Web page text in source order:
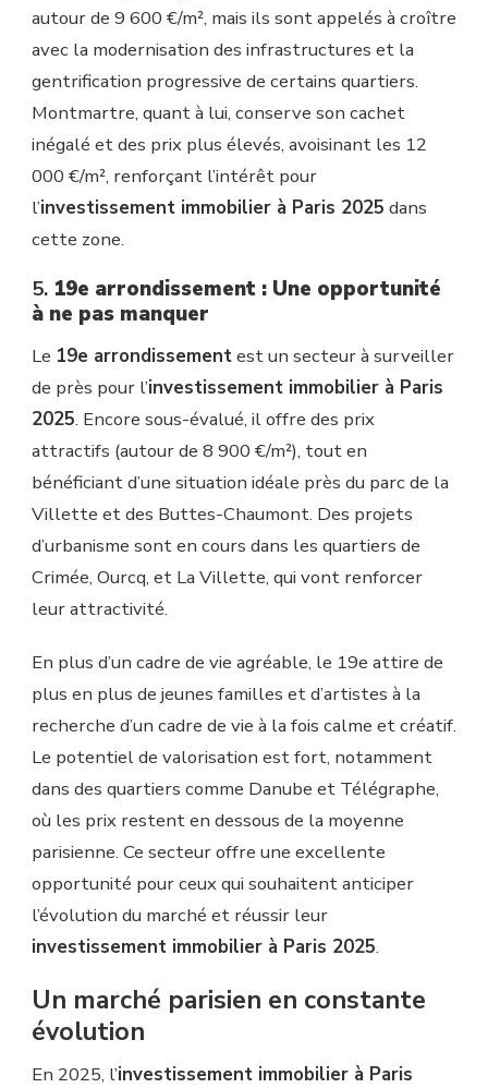
autour de 9 600 €/m², mais ils sont appelés à croître
avec la modernisation des infrastructures et la
gentrification progressive de certains quartiers.
Montmartre, quant à lui, conserve son cachet
inégalé et des prix plus élevés, avoisinant les 12
000 €/m², renforçant l’intérêt pour
l’investissement immobilier à Paris 2025 dans
cette zone.
5. 19e arrondissement : Une opportunité
à ne pas manquer
Le 19e arrondissementest un secteur à surveiller
de près pour l’investissement immobilier à Paris
2025. Encore sous-évalué, il offre des prix
attractifs (autour de 8 900 €/m²), tout en
bénéficiant d’une situation idéale près du parc de la
Villette et des Buttes-Chaumont. Des projets
d’urbanisme sont en cours dans les quartiers de
Crimée, Ourcq, et La Villette, qui vont renforcer
leur attractivité.
En plus d’un cadre de vie agréable, le 19e attire de
plus en plus de jeunes familles et d’artistes à la
recherche d’un cadre de vie à la fois calme et créatif.
Le potentiel de valorisation est fort, notamment
dans des quartiers comme Danube et Télégraphe,
où les prix restent en dessous de la moyenne
parisienne. Ce secteur offre une excellente
opportunité pour ceux qui souhaitent anticiper
l’évolution du marché et réussir leur
investissement immobilier à Paris 2025.
Un marché parisien en constante
évolution
En 2025, l’investissement immobilier à Paris